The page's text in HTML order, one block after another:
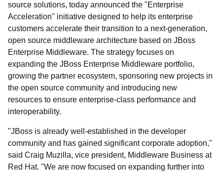
source solutions, today announced the "Enterprise
Acceleration" initiative designed to help its enterprise
customers accelerate their transition to a next-generation,
open source middleware architecture based on JBoss
Enterprise Middleware. The strategy focuses on
expanding the JBoss Enterprise Middleware portfolio,
growing the partner ecosystem, sponsoring new projects in
the open source community and introducing new
resources to ensure enterprise-class performance and
interoperability.
"JBoss is already well-established in the developer
community and has gained significant corporate adoption,"
said Craig Muzilla, vice president, Middleware Business at
Red Hat. "We are now focused on expanding further into